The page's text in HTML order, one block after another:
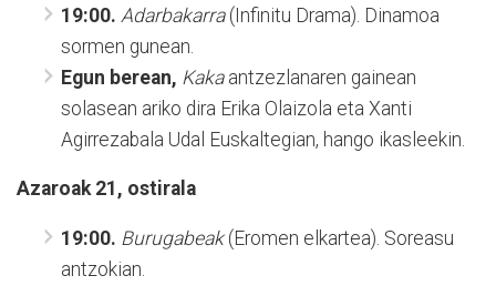
19:00. Adarbakarra(Infinitu Drama). Dinamoa
sormen gunean.
Egun berean, Kakaantzezlanaren gainean
solasean ariko dira Erika Olaizola eta Xanti
Agirrezabala Udal Euskaltegian, hango ikasleekin.
Azaroak 21, ostirala
19:00. Burugabeak(Eromen elkartea). Soreasu
antzokian.